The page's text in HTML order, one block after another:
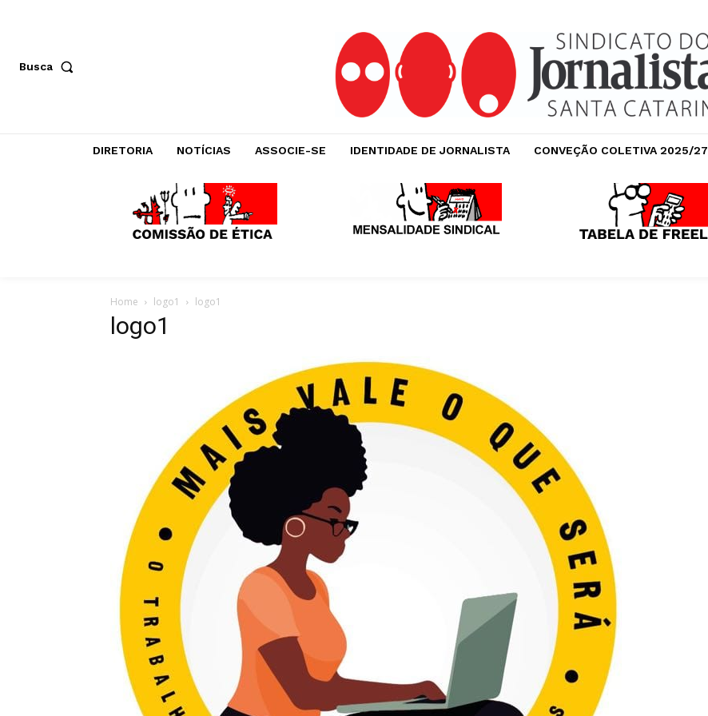
Busca
DIRETORIA NOTÍCIAS ASSOCIE-SE IDENTIDADE DE JORNALISTA CONVEÇÃO COLETIVA 2025/27
Home logo1 logo1
logo1